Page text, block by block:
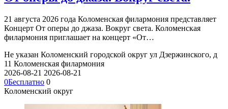
21 августа 2026 года Коломенская филармония представляет
Концерт От оперы до джаза. Вокруг света. Коломенская
филармония приглашает на концерт «От…
Не указан Коломенский городской округ ул Дзержинского, д
11 Коломенская филармония
2026-08-21 2026-08-21
0Бесплатно 0
Коломенский округ